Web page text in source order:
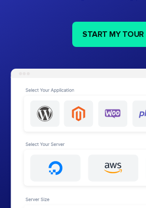
START MY TOUR